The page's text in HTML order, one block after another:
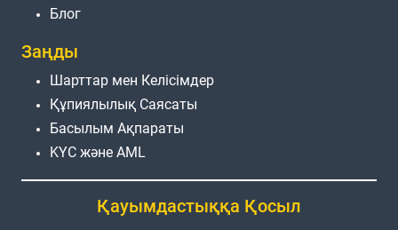
Блог
Заңды
Шарттар мен Келісімдер
Құпиялылық Саясаты
Басылым Ақпараты
KYC және AML
Қауымдастыққа Қосыл